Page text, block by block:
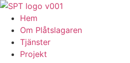
Skip
content
Hem
Om Plåtslagaren
Tjänster
Projekt